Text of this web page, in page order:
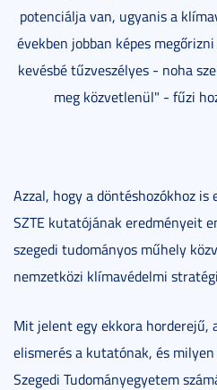
potenciálja van, ugyanis a
években jobban képes
kevésbé tűzveszélyes - noha
meg közvetlenül" - fűzi
Azzal, hogy a döntéshozókhoz
SZTE kutatójának eredményeit
szegedi tudományos műhely
nemzetközi klímavédelmi
Mit jelent egy ekkora horderejű,
elismerés a kutatónak, és
Szegedi Tudományegyetem